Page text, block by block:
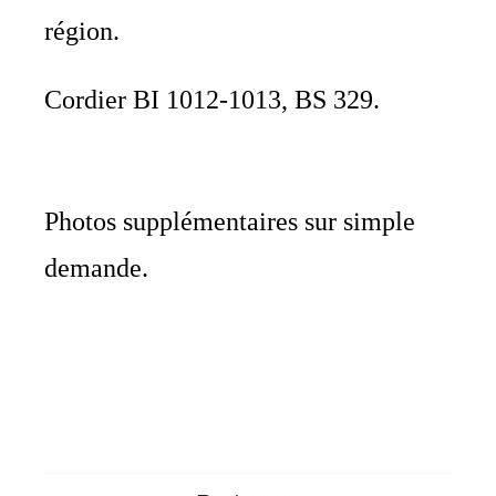
région.
Cordier BI 1012-1013, BS 329.
Photos supplémentaires sur simple
demande.